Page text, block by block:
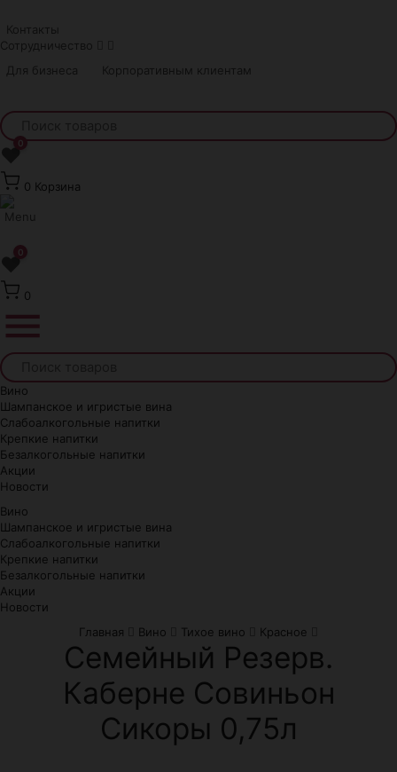
Контакты
Сотрудничество
Для бизнеса
Корпоративным клиентам
❤0
0 Корзина
❤0
0
Вино
Шампанское и игристые вина
Слабоалкогольные напитки
Крепкие напитки
Безалкогольные напитки
Акции
Новости
Вино
Шампанское и игристые вина
Слабоалкогольные напитки
Крепкие напитки
Безалкогольные напитки
Акции
Новости
Главная
Вино Тихое вино Красное
Семейный Резерв.
Каберне Совиньон
Сикоры 0,75л